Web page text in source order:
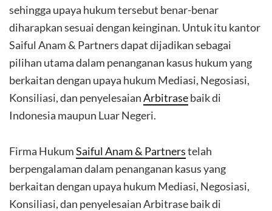
sehingga upaya hukum tersebut benar-benar
diharapkan sesuai dengan keinginan. Untuk itu kantor
Saiful Anam & Partners dapat dijadikan sebagai
pilihan utama dalam penanganan kasus hukum yang
berkaitan dengan upaya hukum Mediasi, Negosiasi,
Konsiliasi, dan penyelesaianArbitrasebaik di
Indonesia maupun Luar Negeri.
Firma HukumSaiful Anam & Partnerstelah
berpengalaman dalam penanganan kasus yang
berkaitan dengan upaya hukum Mediasi, Negosiasi,
Konsiliasi, dan penyelesaian Arbitrase baik di